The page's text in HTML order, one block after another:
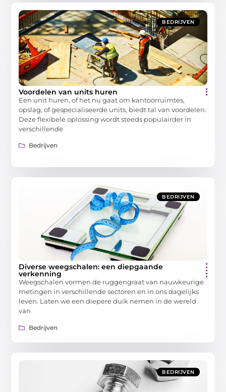
BEDRIJVEN
Voordelen van units huren
Een unit huren, of het nu gaat om kantoorruimtes,
opslag, of gespecialiseerde units, biedt tal van voordelen.
Deze flexibele oplossing wordt steeds populairder in
verschillende
Bedrijven
BEDRIJVEN
Diverse weegschalen: een diepgaande
verkenning
Weegschalen vormen de ruggengraat van nauwkeurige
metingen in verschillende sectoren en in ons dagelijks
leven. Laten we een diepere duik nemen in de wereld
van
Bedrijven
BEDRIJVEN